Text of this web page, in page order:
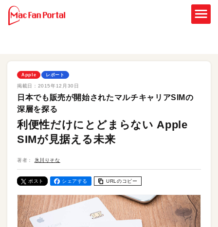
Apple レポート
掲載日： 2015年12月30日
日本でも販売が開始されたマルチキャリアSIMの
深層を探る
利便性だけにとどまらない Apple
SIMが見据える未来
著者： 氷川りそな
ポスト シェアする URLのコピー